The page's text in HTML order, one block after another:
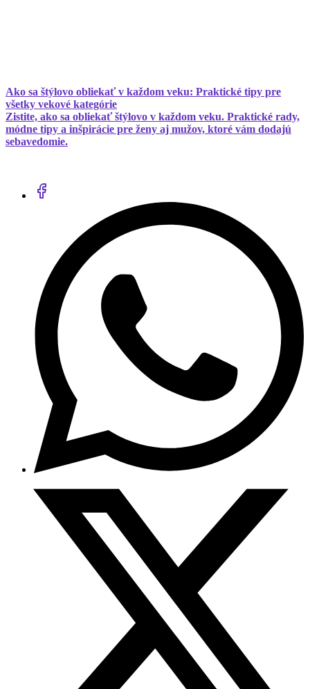
Ako sa štýlovo obliekať v každom veku: Praktické tipy pre
všetky vekové kategórie
Zistite, ako sa obliekať štýlovo v každom veku. Praktické rady,
módne tipy a inšpirácie pre ženy aj mužov, ktoré vám dodajú
sebavedomie.